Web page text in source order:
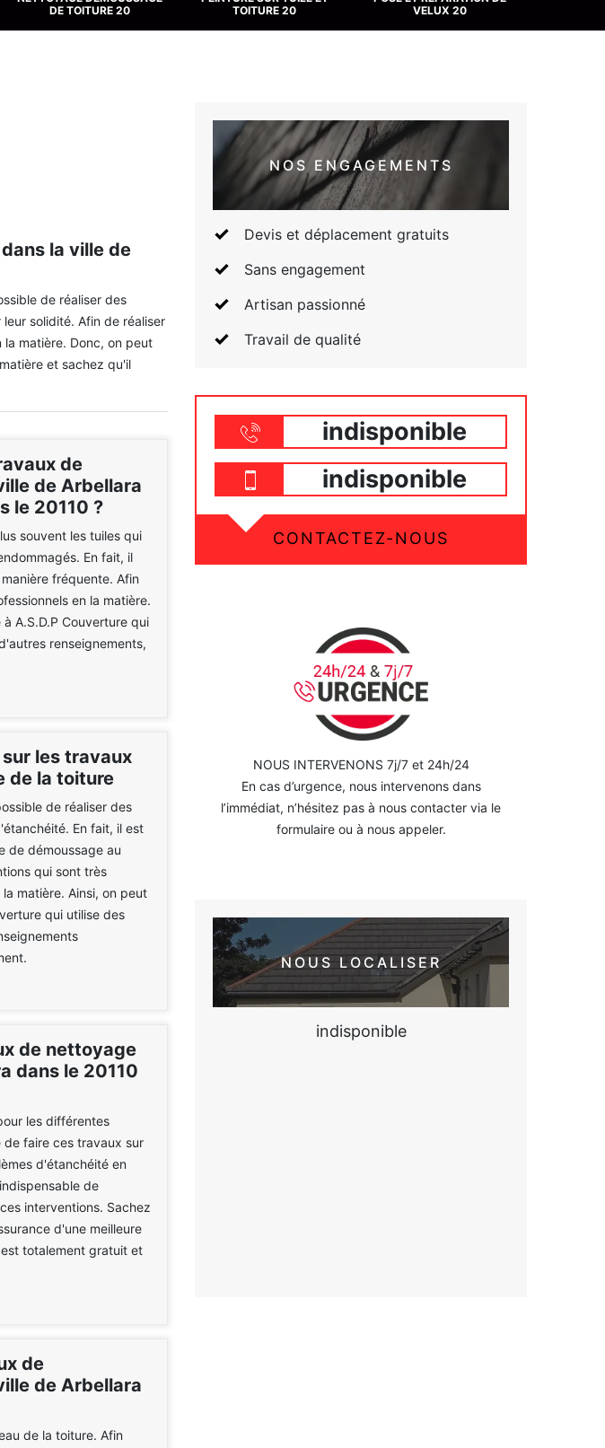
DE TOITURE 20
TOITURE 20
VELUX 20
la ville de
de réaliser des
solidité. Afin de réaliser
matière. Donc, on peut
et sachez qu'il
de
de Arbellara
le 20110 ?
souvent les tuiles qui
En fait, il
fréquente. Afin
en la matière.
A.S.D.P Couverture qui
renseignements,
les travaux
de la toiture
de réaliser des
En fait, il est
de démoussage au
qui sont très
matière. Ainsi, on peut
qui utilise des
de nettoyage
dans le 20110
les différentes
de faire ces travaux sur
d'étanchéité en
de
interventions. Sachez
d'une meilleure
totalement gratuit et
de
de Arbellara
de la toiture. Afin
NOS ENGAGEMENTS
Devis et déplacement gratuits
Sans engagement
Artisan passionné
Travail de qualité
indisponible
indisponible
CONTACTEZ-NOUS
NOUS INTERVENONS 7j/7 et 24h/24
En cas d’urgence, nous intervenons dans
l’immédiat, n’hésitez pas à nous contacter via le
formulaire ou à nous appeler.
NOUS LOCALISER
indisponible